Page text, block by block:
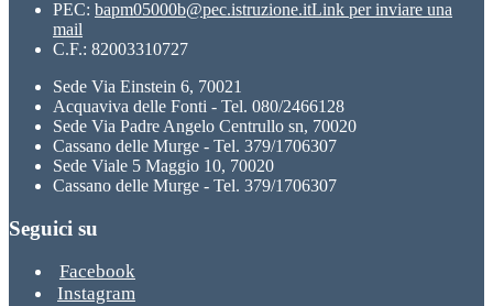
PEC: bapm05000b@pec.istruzione.itLink per inviare una
mail
C.F.: 82003310727
Sede Via Einstein 6, 70021
Acquaviva delle Fonti - Tel. 080/2466128
Sede Via Padre Angelo Centrullo sn, 70020
Cassano delle Murge - Tel. 379/1706307
Sede Viale 5 Maggio 10, 70020
Cassano delle Murge - Tel. 379/1706307
Seguici su
Facebook
Instagram